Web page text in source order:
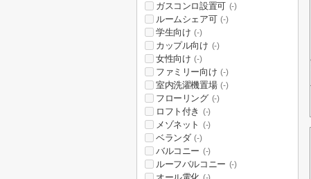
ガスコンロ設置可 (-)
ルームシェア可 (-)
学生向け (-)
カップル向け (-)
女性向け (-)
ファミリー向け (-)
室内洗濯機置場 (-)
フローリング (-)
ロフト付き (-)
メゾネット (-)
ベランダ (-)
バルコニー (-)
ルーフバルコニー (-)